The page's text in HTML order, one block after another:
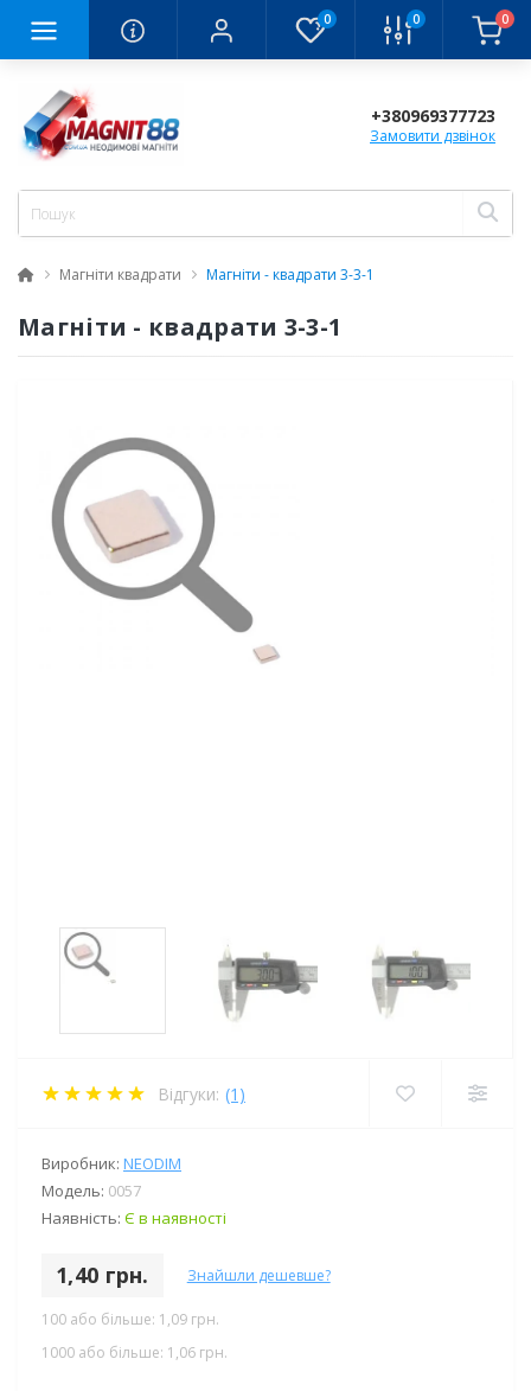
0 0 0
+380969377723
Замовити дзвінок
Магніти квадрати Магніти - квадрати 3-3-1
Магніти - квадрати 3-3-1
Відгуки: (1)
Виробник: NEODIM
Модель: 0057
Наявність: Є в наявності
1,40 грн. Знайшли дешевше?
100 або більше: 1,09 грн.
1000 або більше: 1,06 грн.